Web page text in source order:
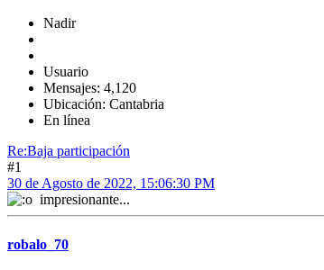
Nadir
Usuario
Mensajes: 4,120
Ubicación: Cantabria
En línea
Re:Baja participación
#1
30 de Agosto de 2022, 15:06:30 PM
impresionante...
robalo_70